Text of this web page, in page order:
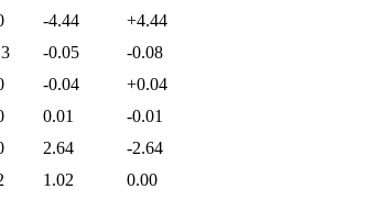
-4.44
+4.44
-0.05
-0.08
-0.04
+0.04
0.01
-0.01
2.64
-2.64
1.02
0.00